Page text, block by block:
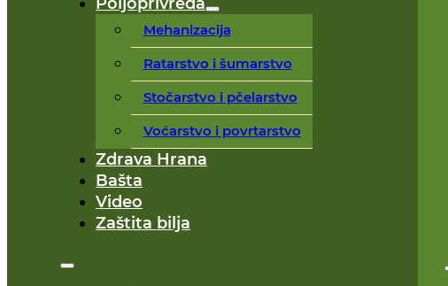
Mehanizacija
Ratarstvo i šumarstvo
Stočarstvo i pčelarstvo
Voćarstvo i povrtarstvo
Zdrava Hrana
Bašta
Video
Zaštita bilja